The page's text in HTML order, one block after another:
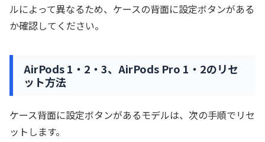
ルによって異なるため、ケースの背面に設定ボタンがある
か確認してください。
AirPods 1・2・3、AirPods Pro 1・2のリセ
ット方法
ケース背面に設定ボタンがあるモデルは、次の手順でリセ
ットします。